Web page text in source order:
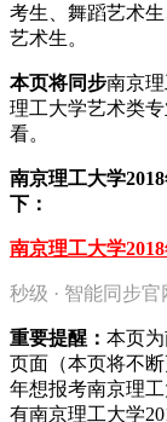
考生、舞蹈艺术
艺术生。
本页将同步南京
理工大学艺术类
看。
南京理工大学
下：
南京理工大学
秒级 · 智能同步官
重要提醒： 本页
页面（本页将不
年想报考南京理
有南京理工大学